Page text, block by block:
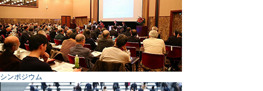
シンポジウム